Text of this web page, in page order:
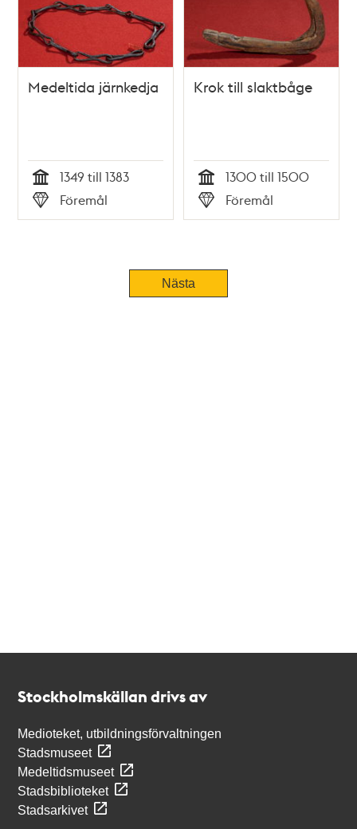
Medeltida järnkedja
Tid
1349 till 1383
Typ
Föremål
Krok till slaktbåge
Tid
1300 till 1500
Typ
Föremål
TidigareNästa
Stockholmskällan drivs av
Medioteket, utbildningsförvaltningen
Stadsmuseet
Medeltidsmuseet
Stadsbiblioteket
Stadsarkivet